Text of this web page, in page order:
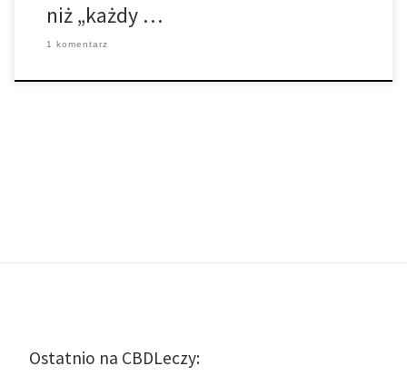
niż „każdy …
1 komentarz
Ostatnio na CBDLeczy: